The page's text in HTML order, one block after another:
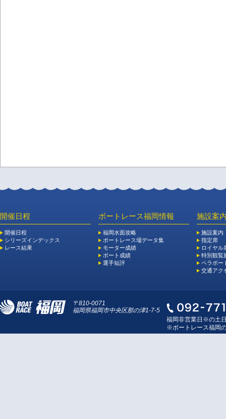
開催日程
開催日程
シリーズインデックス
レース結果
ボートレース福岡情報
福岡水面攻略
ボートレース場データ集
モーター成績
ボート成績
選手短評
施設案
施設案内
指定席
ロイヤル
特別観覧
ペラボー
交通アク
〒810-0071
福岡県福岡市中央区那の津1-7-5
福岡非営業日※の土
※ボートレース福岡